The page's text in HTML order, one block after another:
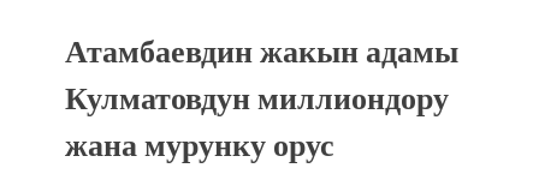
фонтанов в Royal Central Park
Аида САЛЯНОВА: "Кыргыз шахмат
союзунун президенти болуп
шайланышым сыймык жана чоң
Атамбаевдин жакын адамы
Кулматовдун миллиондору
жана мурунку орус